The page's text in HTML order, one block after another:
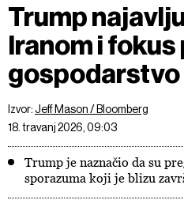
Trump
Iranom i
gospodarstvo
Izvor:Jeff Mason / Bloomberg
18. travanj 2026, 09:03
Trump je naznačio da su
sporazuma koji je blizu